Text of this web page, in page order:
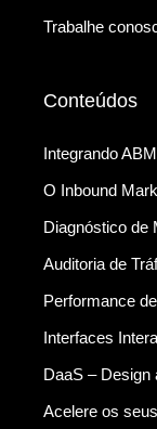
Trabalhe
Conteúdos
Integrando
O Inbound
Diagnóstico de
Auditoria de
Performance
Interfaces
DaaS – Design
Acelere os